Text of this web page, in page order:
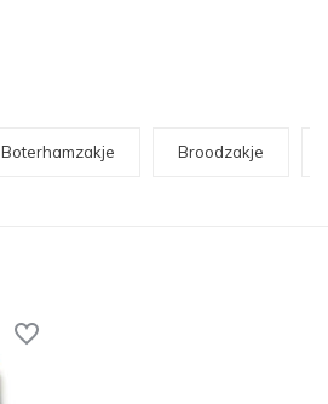
Boterhamzakje Broodzakje